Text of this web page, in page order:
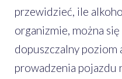
przewidzieć, ile
organizmie, można
dopuszczalny poziom
prowadzenia pojazdu